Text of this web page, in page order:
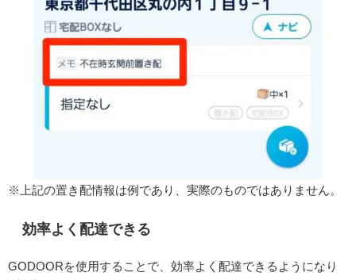
※上記の置き配情報は例であり、実際のものではありません。
効率よく配達できる
GODOORを使用することで、効率よく配達できるようになり